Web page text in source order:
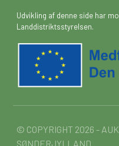
Udvikling af denne side har
Landdistriktsstyrelsen.
© COPYRIGHT 2026 -
SØNDERJYLLAND.